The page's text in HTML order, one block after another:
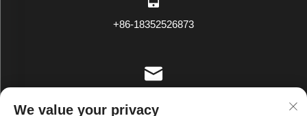
+86-18352526873
We value your privacy